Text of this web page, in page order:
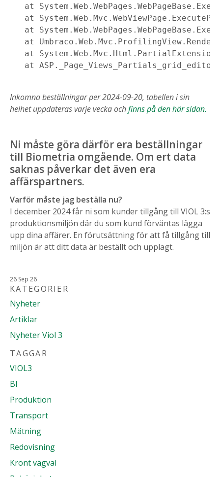
at
at
at
at
at
at
Inkomna beställningar per 2024-09-20, tabellen i sin
helhet uppdateras varje vecka ochfinns på den här sidan.
Ni måste göra därför era beställningar
till Biometria omgående. Om ert data
saknas påverkar det även era
affärspartners.
Varför måste jag beställa nu?
I december 2024 får ni som kunder tillgång till VIOL 3:s
produktionsmiljön där du som kund förväntas lägga
upp dina affärer. En förutsättning för att få tillgång till
miljön är att ditt data är beställt och upplagt.
26 Sep 26
KATEGORIER
Nyheter
Artiklar
Nyheter Viol 3
TAGGAR
VIOL3
BI
Produktion
Transport
Mätning
Redovisning
Krönt vägval